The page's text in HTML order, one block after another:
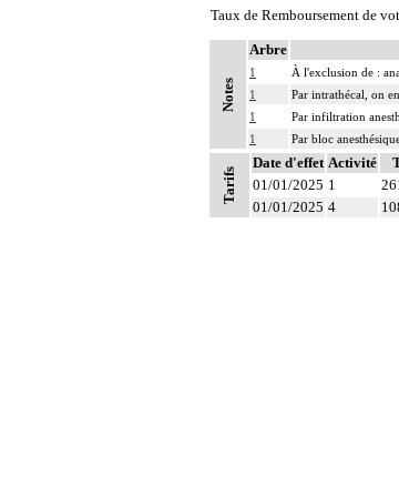
Taux de Remboursement de
Notes
Arbre
1
À l'exclusion de :
1
Par intrathécal, on
1
Par infiltration
1
Par bloc
Tarifs
Date d'effet Activité
01/01/2025 1
01/01/2025 4